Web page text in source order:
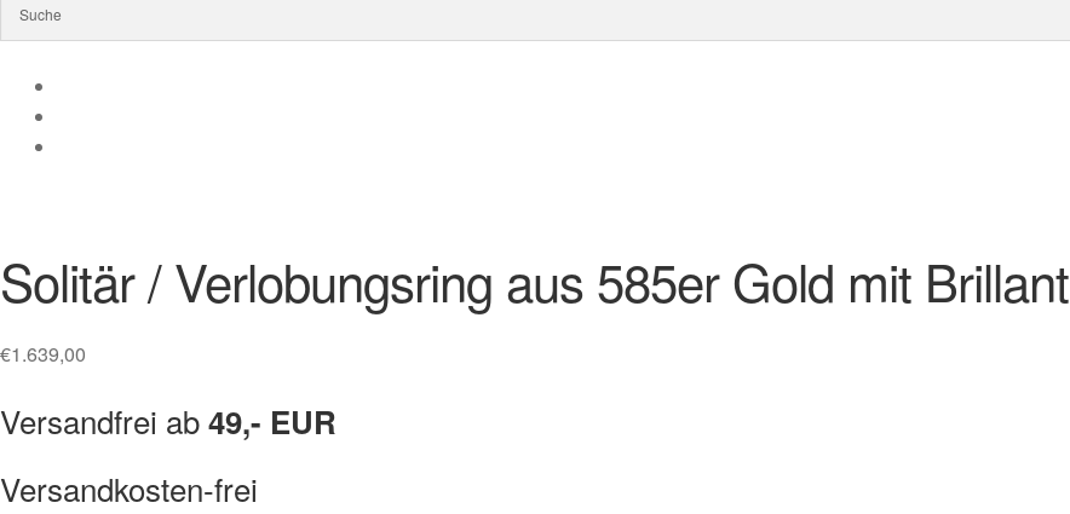
Solitär / Verlobungsring aus 585er Gold mit Brillant
€1.639,00
Versandfrei ab49,- EUR
Versandkosten-frei